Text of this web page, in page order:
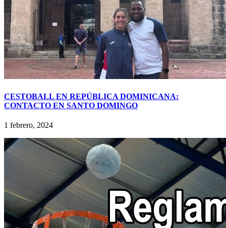
CESTOBALL EN REPÚBLICA DOMINICANA:
CONTACTO EN SANTO DOMINGO
1 febrero, 2024